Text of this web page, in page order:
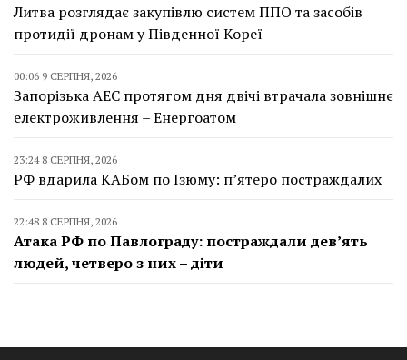
Литва розглядає закупівлю систем ППО та засобів
протидії дронам у Південної Кореї
00:06 9 СЕРПНЯ, 2026
Запорізька АЕС протягом дня двічі втрачала зовнішнє
електроживлення – Енергоатом
23:24 8 СЕРПНЯ, 2026
РФ вдарила КАБом по Ізюму: п’ятеро постраждалих
22:48 8 СЕРПНЯ, 2026
Атака РФ по Павлограду: постраждали дев’ять
людей, четверо з них – діти